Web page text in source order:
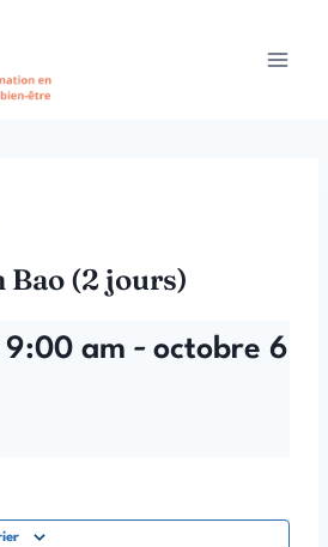
Bao (2 jours)
9:00 am - octobre 6